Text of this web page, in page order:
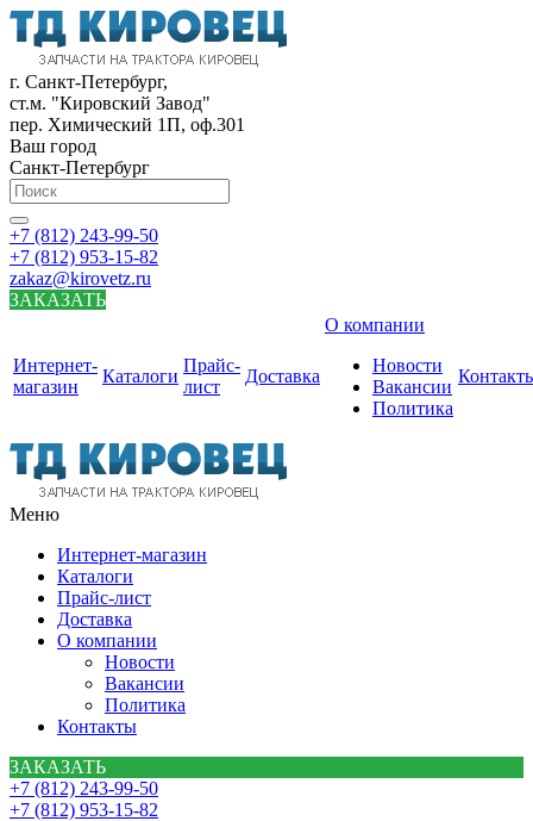
г. Санкт-Петербург,
ст.м. "Кировский Завод"
пер. Химический 1П, оф.301
Ваш город
Санкт-Петербург
+7 (812) 243-99-50
+7 (812) 953-15-82
zakaz@kirovetz.ru
ЗАКАЗАТЬ
Интернет-
магазин
Каталоги
Прайс-
лист
Доставка
О компании
Новости
Вакансии
Политика
Меню
Интернет-магазин
Каталоги
Прайс-лист
Доставка
О компании
Новости
Вакансии
Политика
Контакты
ЗАКАЗАТЬ
+7 (812) 243-99-50
+7 (812) 953-15-82